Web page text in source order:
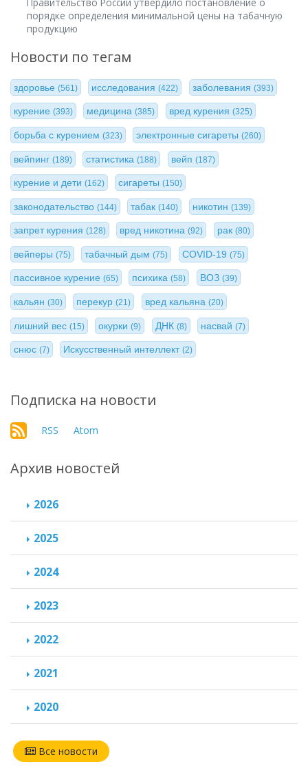
порядке определения минимальной цены на табачную
продукцию
Новости по тегам
здоровье (561) исследования(422) заболевания (393)
курение (393) медицина(385) вред курения (325)
борьба с курением (323) электронные сигареты(260)
вейпинг (189) статистика(188) вейп (187)
курение и дети (162) сигареты(150)
законодательство (144) табак(140) никотин (139)
запрет курения (128) вред никотина(92) рак (80)
вейперы (75) табачный дым(75) COVID-19 (75)
пассивное курение (65) психика(58) ВОЗ (39)
кальян (30) перекур(21) вред кальяна (20)
лишний вес (15) окурки(9) ДНК (8) насвай(7)
снюс (7) Искусственный интеллект(2)
Подписка на новости
RSS Atom
Архив новостей
2026
2025
2024
2023
2022
2021
2020
Все новости